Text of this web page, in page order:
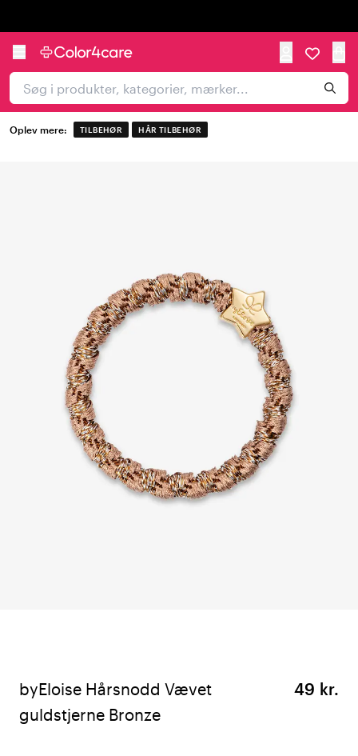
Oplev mere: TILBEHØR HÅR TILBEHØR
byEloise Hårsnodd Vævet
guldstjerne Bronze
49 kr.